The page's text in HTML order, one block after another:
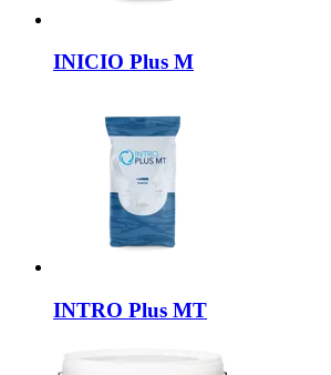
INICIO Plus M
INTRO Plus MT